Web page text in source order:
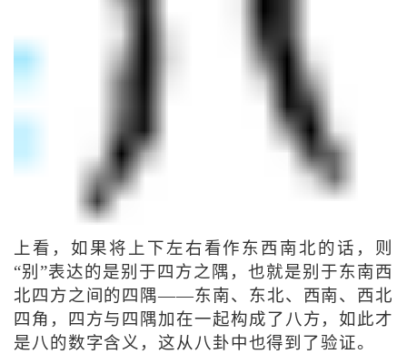
上看，如果将上下左右看作东西南北的话，则
“别”表达的是别于四方之隅，也就是别于东南西
北四方之间的四隅——东南、东北、西南、西北
四角，四方与四隅加在一起构成了八方，如此才
是八的数字含义，这从八卦中也得到了验证。